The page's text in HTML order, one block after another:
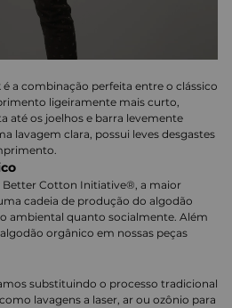
a combinação perfeita entre o clássico
ligeiramente mais curto,
até os joelhos e barra levemente
lavagem clara, possui leves desgastes
Better Cotton Initiative®, a maior
cadeia de produção do algodão
ambiental quanto socialmente. Além
orgânico em nossas peças
substituindo o processo tradicional
lavagens a laser, ar ou ozônio para